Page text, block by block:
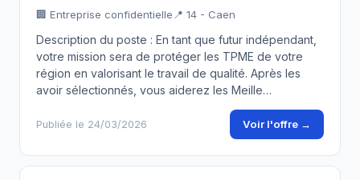
🏢 Entreprise confidentielle 📍 14 - Caen
Description du poste : En tant que futur indépendant,
votre mission sera de protéger les TPME de votre
région en valorisant le travail de qualité. Après les
avoir sélectionnés, vous aiderez les Meille…
Publiée le 24/03/2026 Voir l'offre →